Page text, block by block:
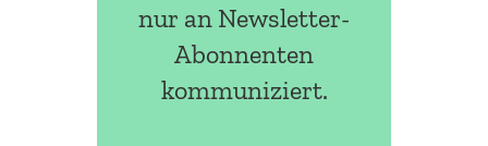
nur an Newsletter-
Abonnenten
kommuniziert.